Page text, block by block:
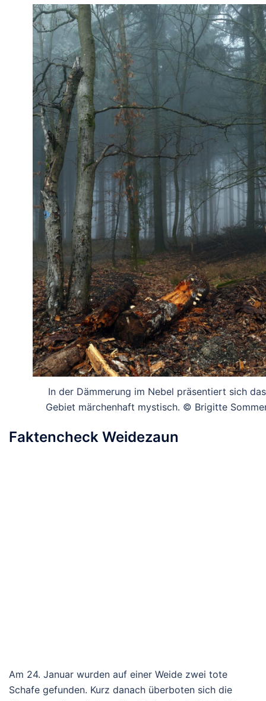
In der Dämmerung im Nebel präsentiert sich das
Gebiet märchenhaft mystisch. © Brigitte
Faktencheck Weidezaun
Am 24. Januar wurden auf einer Weide zwei tote
Schafe gefunden. Kurz danach überboten sich die